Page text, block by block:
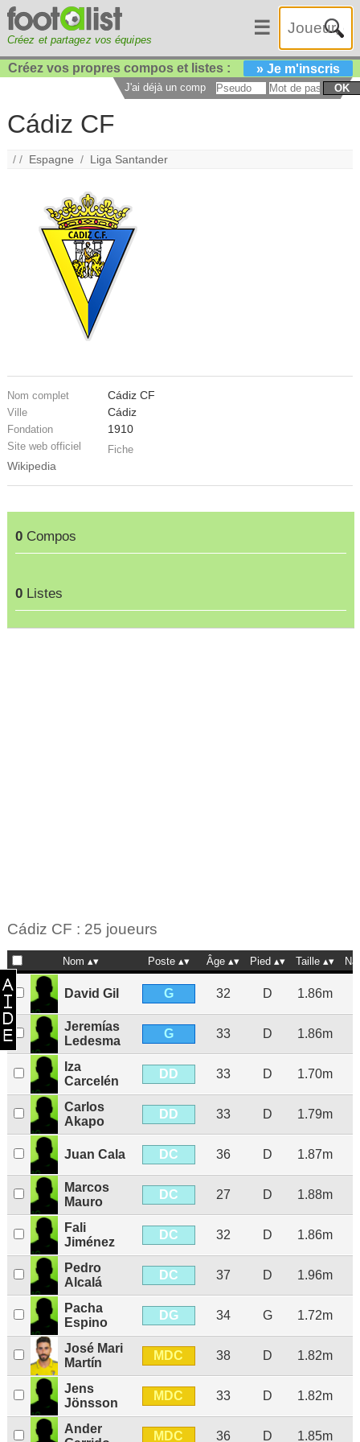
Créez et partagez vos équipes
☰
Créez vos propres compos et listes : » Je m'inscris
J'ai déjà un compte : OK
Cádiz CF
/ / Espagne / Liga Santander
Nom complet Cádiz CF
Ville Cádiz
Fondation 1910
Site web officiel Fiche
Wikipedia
0Compos
0Listes
Cádiz CF : 25 joueurs
Nom Poste Âge Pied Taille
David Gil G 32 D 1.86m
Jeremías
Ledesma
G 33 D 1.86m
Iza
Carcelén
DD 33 D 1.70m
Carlos
Akapo
DD 33 D 1.79m
Juan Cala DC 36 D 1.87m
Marcos
Mauro
DC 27 D 1.88m
Fali
Jiménez
DC 32 D 1.86m
Pedro
Alcalá
DC 37 D 1.96m
Pacha
Espino
DG 34 G 1.72m
José Mari
Martín
MDC 38 D 1.82m
Jens
Jönsson
MDC 33 D 1.82m
Ander
MDC 36 D 1.85m